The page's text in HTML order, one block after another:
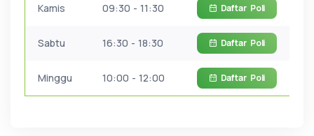
Kamis 09:30 - 11:30 Daftar Poli
Sabtu 16:30 - 18:30 Daftar Poli
Minggu 10:00 - 12:00 Daftar Poli